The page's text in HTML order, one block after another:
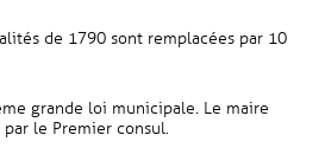
de 1790 sont remplacées par 10
grande loi municipale. Le maire
le Premier consul.